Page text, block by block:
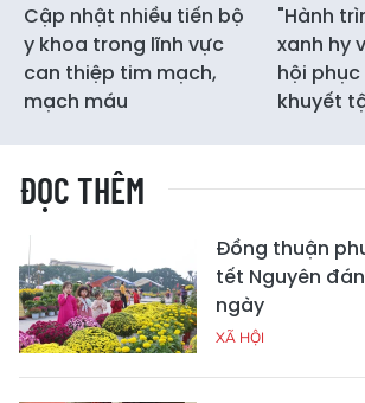
Cập nhật nhiều tiến bộ
y khoa trong lĩnh vực
can thiệp tim mạch,
mạch máu
"Hành
xanh hy
hội
khuyết
ĐỌC THÊM
Đồng thuận
tết Nguyên
ngày
XÃ HỘI